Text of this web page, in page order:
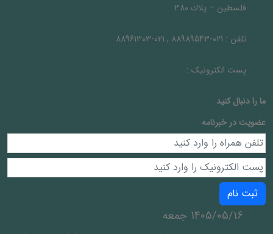
فلسطين – پلاك 380
تلفن : 021-88989543 , 021-88961303
پست الکترونیک :
ما را دنبال کنيد
عضویت در خبرنامه
ثبت نام
1405/05/16 جمعه